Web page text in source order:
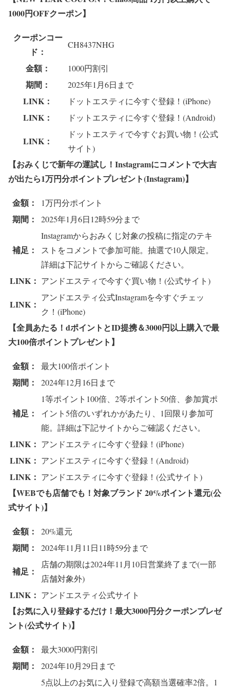
1000円OFFクーポン】
クーポンコー
ド：
CH8437NHG
金額： 1000円割引
期間： 2025年1月6日まで
LINK： ドットエスティに今すぐ登録！(iPhone)
LINK： ドットエスティに今すぐ登録！(Android)
LINK：
ドットエスティで今すぐお買い物！(公式
サイト)
【おみくじで新年の運試し！Instagramにコメントで大吉
が出たら1万円分ポイントプレゼント(Instagram)】
金額： 1万円分ポイント
期間： 2025年1月6日12時59分まで
補足：
Instagramからおみくじ対象の投稿に指定のテキ
ストをコメントで参加可能。抽選で10人限定。
詳細は下記サイトからご確認ください。
LINK： アンドエスティで今すぐ買い物！(公式サイト)
LINK：
アンドエスティ公式Instagramを今すぐチェッ
ク！(iPhone)
【全員あたる！dポイントとID提携＆3000円以上購入で最
大100倍ポイントプレゼント】
金額： 最大100倍ポイント
期間： 2024年12月16日まで
補足：
1等ポイント100倍、2等ポイント50倍、参加賞ポ
イント5倍のいずれかがあたり、1回限り参加可
能。詳細は下記サイトからご確認ください。
LINK： アンドエスティに今すぐ登録！(iPhone)
LINK： アンドエスティに今すぐ登録！(Android)
LINK： アンドエスティに今すぐ登録！(公式サイト)
【WEBでも店舗でも！対象ブランド 20%ポイント還元(公
式サイト)】
金額： 20%還元
期間： 2024年11月11日11時59分まで
補足：
店舗の期限は2024年11月10日営業終了まで(一部
店舗対象外)
LINK： アンドエスティ公式サイト
【お気に入り登録するだけ！最大3000円分クーポンプレゼ
ント(公式サイト)】
金額： 最大3000円割引
期間：
2024年10月29日まで
5点以上のお気に入り登録で高額当選確率2倍。1